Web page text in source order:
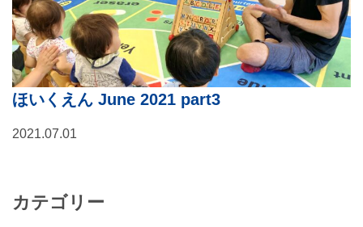
ほいくえん June 2021 part3
2021.07.01
カテゴリー